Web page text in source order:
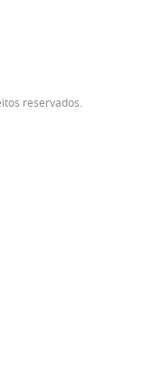
reservados.